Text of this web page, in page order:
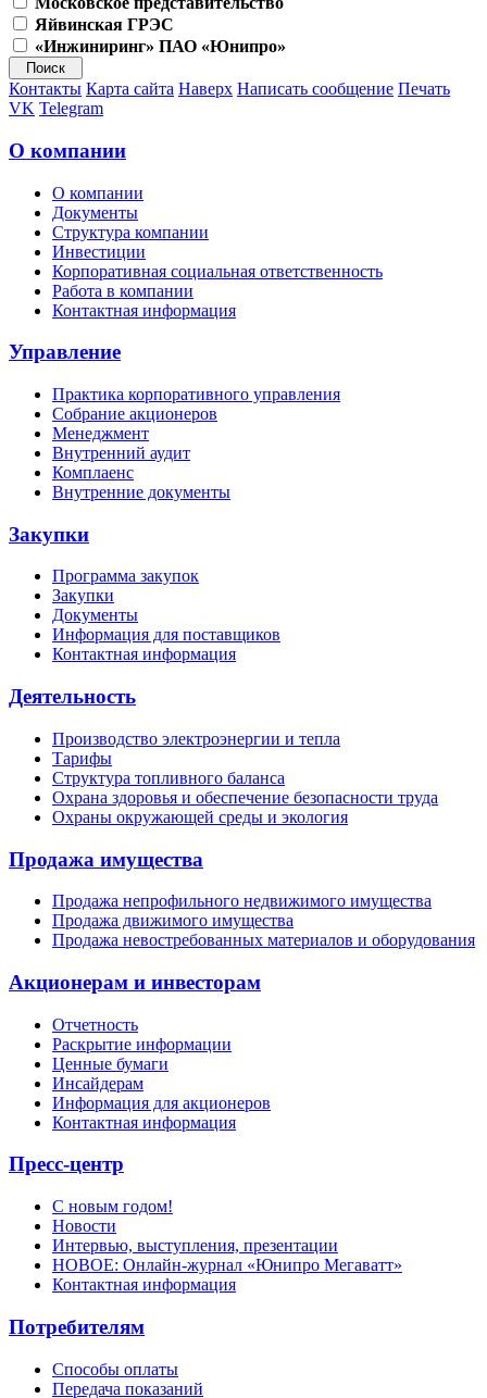
Яйвинская ГРЭС
«Инжиниринг» ПАО «Юнипро»
Контакты Карта сайта Наверх Написать сообщение Печать
VK Telegram
О компании
О компании
Документы
Структура компании
Инвестиции
Корпоративная социальная ответственность
Работа в компании
Контактная информация
Управление
Практика корпоративного управления
Собрание акционеров
Менеджмент
Внутренний аудит
Комплаенс
Внутренние документы
Закупки
Программа закупок
Закупки
Документы
Информация для поставщиков
Контактная информация
Деятельность
Производство электроэнергии и тепла
Тарифы
Структура топливного баланса
Охрана здоровья и обеспечение безопасности труда
Охраны окружающей среды и экология
Продажа имущества
Продажа непрофильного недвижимого имущества
Продажа движимого имущества
Продажа невостребованных материалов и оборудования
Акционерам и инвесторам
Отчетность
Раскрытие информации
Ценные бумаги
Инсайдерам
Информация для акционеров
Контактная информация
Пресс-центр
С новым годом!
Новости
Интервью, выступления, презентации
НОВОЕ: Онлайн-журнал «Юнипро Мегаватт»
Контактная информация
Потребителям
Способы оплаты
Передача показаний